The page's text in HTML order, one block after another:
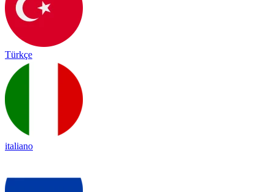
Türkçe
italiano